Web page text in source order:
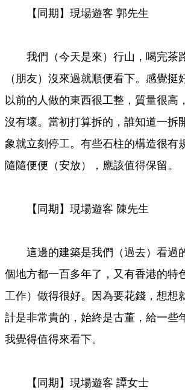
【同期】現場遊客 郭先生
我們（今天是來）行山，喝完茶
（朋友）沒來過就順便看下。感覺挺
以前的人做的東西很工整，質量很高
沒有壞。當初打算拆的，誰知道一拆
象就立刻停工。有些石柱的構造很有
隨隨便便（安放），應該值得保留。
【同期】現場遊客 陳先生
這邊的建築是我們（過去）看過
個地方都一百多年了，又有香港的特
工作）做得很好。因為要花錢，想想
計是非常貴的，始終是古董，給一些
我覺得值得來看下。
【同期】現場遊客 譚女士